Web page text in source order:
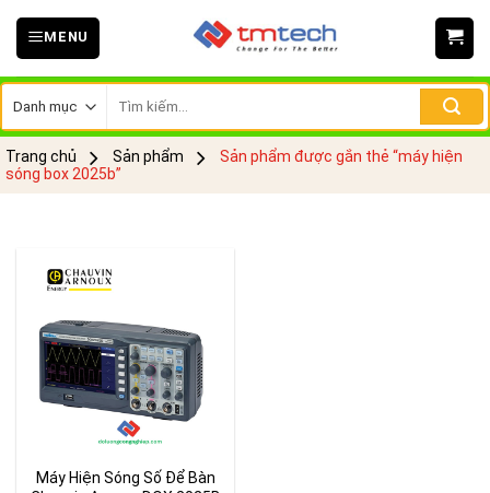
Skip
MENU
kiếm:
Trang chủ Sản phẩm
Sản phẩm được gắn thẻ “máy hiện
sóng box 2025b”
Máy Hiện Sóng Số Để Bàn